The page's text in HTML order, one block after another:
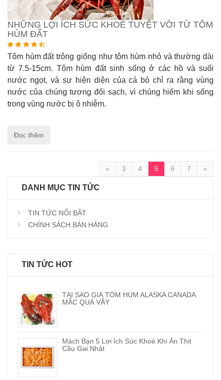
NHỮNG LỢI ÍCH SỨC KHOẺ TUYỆT VỜI TỪ TÔM
HÙM ĐẤT
Tôm hùm đất trông giống như tôm hùm nhỏ và thường dài
từ 7.5-15cm. Tôm hùm đất sinh sống ở các hồ và suối
nước ngọt, và sự hiện diện của cá bò chỉ ra rằng vùng
nước của chúng tương đối sạch, vì chúng hiếm khi sống
trong vùng nước bị ô nhiễm.
Đọc thêm
« 3 4 5 6 7 »
DANH MỤC TIN TỨC
TIN TỨC NỔI BẬT
CHÍNH SÁCH BÁN HÀNG
TIN TỨC HOT
TẠI SAO GIÁ TÔM HÙM ALASKA CANADA
MẮC QUÁ VẬY
Mách Bạn 5 Lợi Ích Sức Khoẻ Khi Ăn Thịt
Cầu Gai Nhật